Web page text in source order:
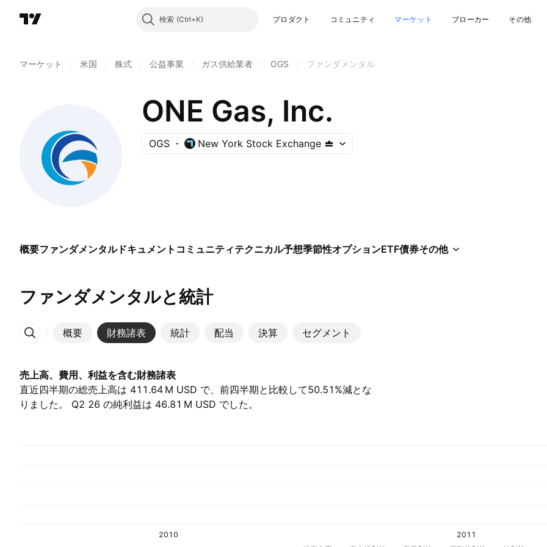
検索 プロダクト コミュニティ マーケット ブローカー その他
マーケット 米国 株式 公益事業 ガス供給業者 OGS ファンダメンタル
ONE Gas, Inc.
OGS New York Stock Exchange
概要ファンダメンタルドキュメント コミュニティテクニカル予想季節性オプションETF債券その他
ファンダメンタルと統計
概要 財務諸表 統計 配当 決算 セグメント
その他
売上高、費用、利益を含む財務諸表
直近四半期の総売上高は ‪411.64 M‬ USD で、前四半期と比較して50.51%減とな
りました。 Q2 26 の純利益は ‪46.81 M‬ USD でした。
2010
2011